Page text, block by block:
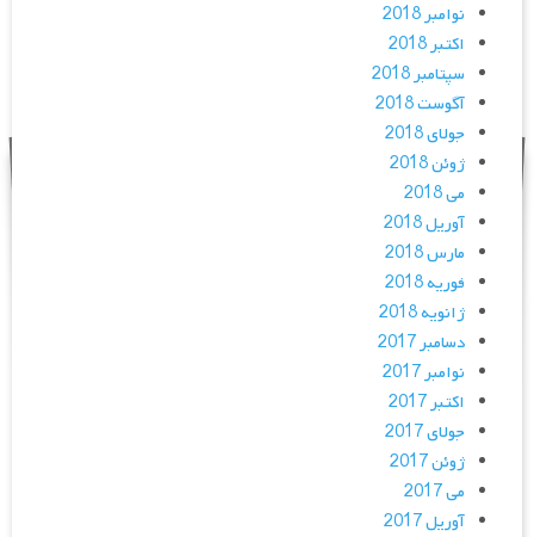
نوامبر 2018
اکتبر 2018
سپتامبر 2018
آگوست 2018
جولای 2018
ژوئن 2018
می 2018
آوریل 2018
مارس 2018
فوریه 2018
ژانویه 2018
دسامبر 2017
نوامبر 2017
اکتبر 2017
جولای 2017
ژوئن 2017
می 2017
آوریل 2017